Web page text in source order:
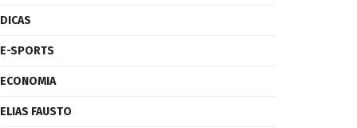
DICAS
E-SPORTS
ECONOMIA
ELIAS FAUSTO